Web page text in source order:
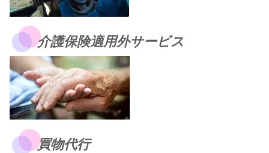
介護保険適用外サービス
買物代行